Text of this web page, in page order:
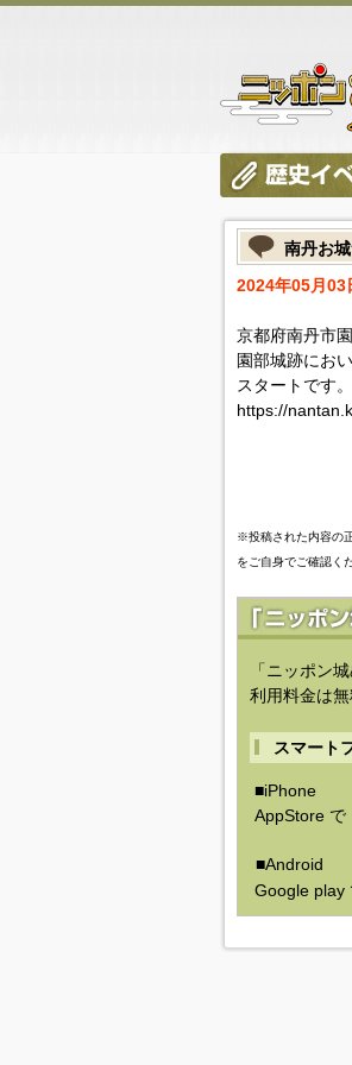
南丹お
2024年05月03
京都府南丹市
園部城跡にお
スタートです
https://
※投稿された内容の
をご自身でご確認く
「ニッポン
利用料金は
スマート
■iPhone
AppStore で
■Android
Google play